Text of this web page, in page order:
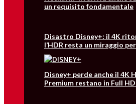
un requisito fondamentale
Disastro Disney+: il 4K
l’HDR resta un miraggio
Disney+ perde anche il 4K
Premium restano in Full HD